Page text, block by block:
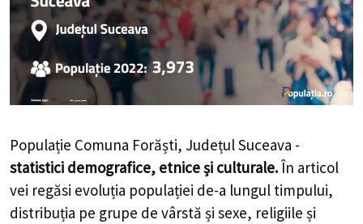
Populație Comuna Forăști, Județul Suceava -
statistici demografice, etnice și culturale.În articol
vei regăsi evoluția populației de-a lungul timpului,
distribuția pe grupe de vârstă și sexe, religiile și